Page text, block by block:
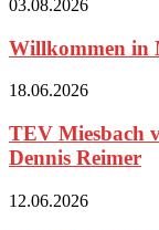
03.08.2026
Willkommen in
18.06.2026
TEV Miesbach
Dennis Reimer
12.06.2026